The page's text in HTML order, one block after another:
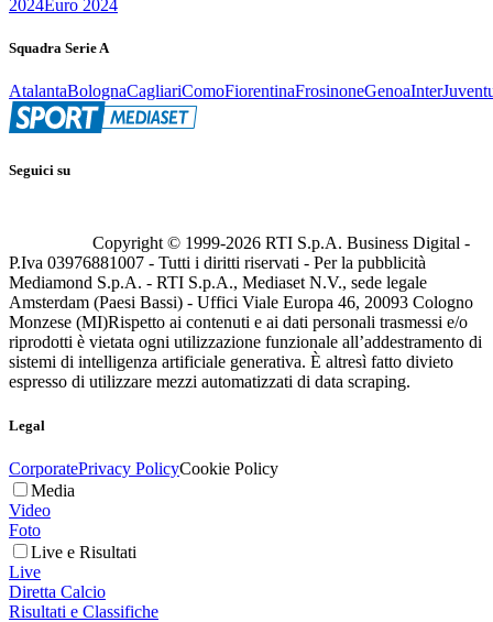
2024Euro 2024
Squadra Serie A
AtalantaBolognaCagliariComoFiorentinaFrosinoneGenoaInter
Seguici su
Copyright © 1999-2026 RTI S.p.A. Business Digital -
P.Iva 03976881007 - Tutti i diritti riservati - Per la pubblicità
Mediamond S.p.A. - RTI S.p.A., Mediaset N.V., sede legale
Amsterdam (Paesi Bassi) - Uffici Viale Europa 46, 20093 Cologno
Monzese (MI)Rispetto ai contenuti e ai dati personali trasmessi e/o
riprodotti è vietata ogni utilizzazione funzionale all’addestramento di
sistemi di intelligenza artificiale generativa. È altresì fatto divieto
espresso di utilizzare mezzi automatizzati di data scraping.
Legal
CorporatePrivacy PolicyCookie Policy
Media
Video
Foto
Live e Risultati
Live
Diretta Calcio
Risultati e Classifiche